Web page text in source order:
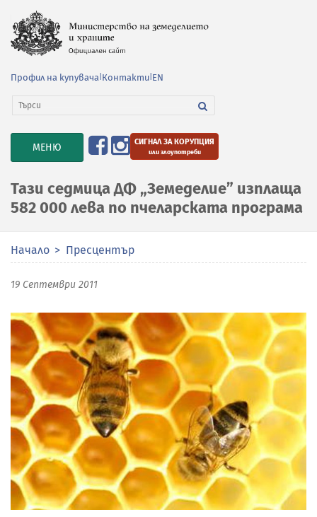
Профил на купувача Контакти EN
TOGGLE
NAVIGATION
МЕНЮ СИГНАЛ ЗА КОРУПЦИЯ
или злоупотреби
Тази седмица ДФ „Земеделие” изплаща
582 000 лева по пчеларската програма
Начало Пресцентър
19 Септември 2011